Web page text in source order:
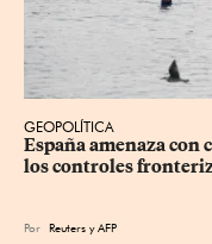
GEOPOLÍTICA
España amenaza
los controles
Por Reuters yAFP